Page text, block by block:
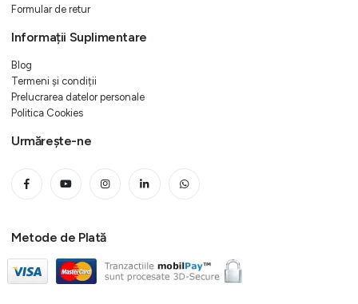
Formular de retur
Informații Suplimentare
Blog
Termeni și condiții
Prelucrarea datelor personale
Politica Cookies
Urmărește-ne
Metode de Plată